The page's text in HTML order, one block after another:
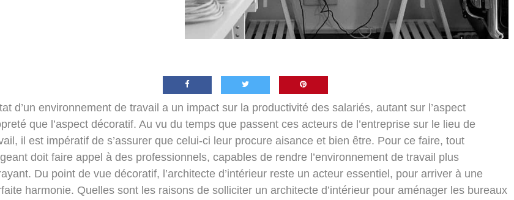
d’un environnement de travail a un impact sur la productivité des salariés, autant sur l’aspect
que l’aspect décoratif. Au vu du temps que passent ces acteurs de l’entreprise sur le lieu de
il est impératif de s’assurer que celui-ci leur procure aisance et bien être. Pour ce faire, tout
doit faire appel à des professionnels, capables de rendre l’environnement de travail plus
Du point de vue décoratif, l’architecte d’intérieur reste un acteur essentiel, pour arriver à une
harmonie. Quelles sont les raisons de solliciter un architecte d’intérieur pour aménager les bureaux